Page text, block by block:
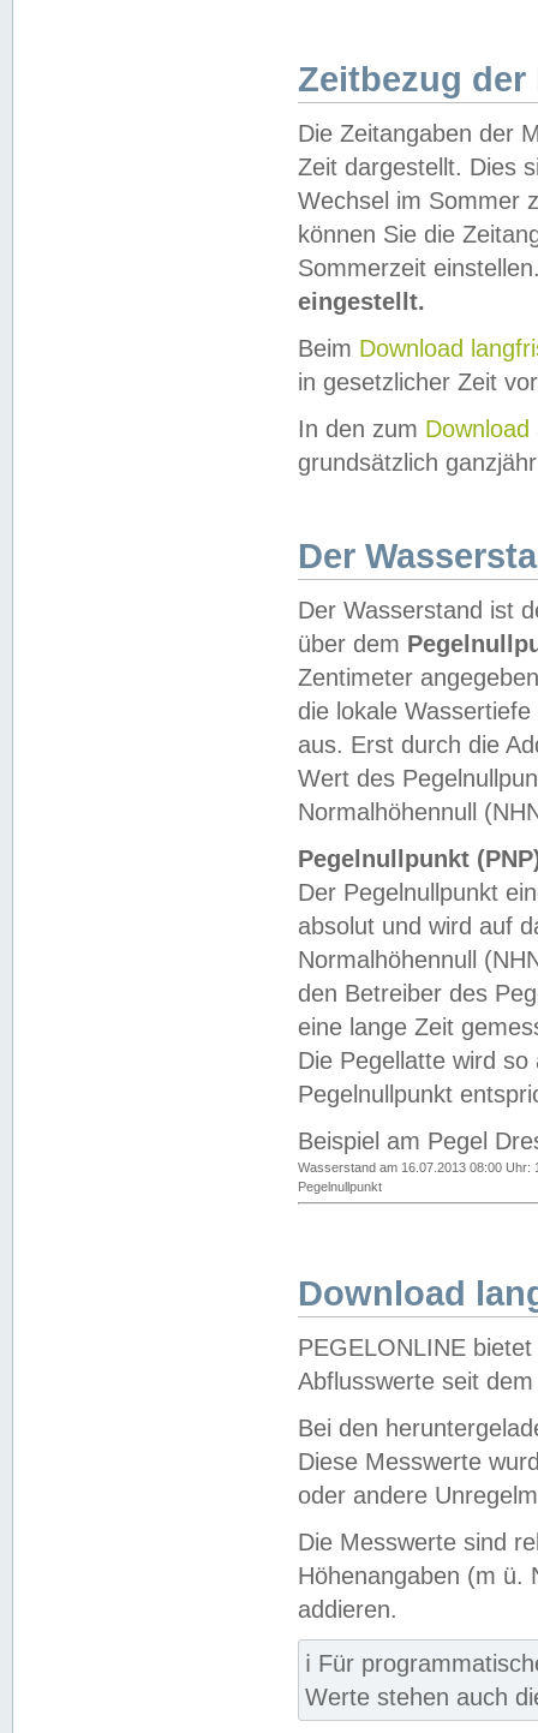
Zeitbezug der
Die Zeitangaben der
Zeit dargestellt. Dies
Wechsel im Sommer
können Sie die
Sommerzeit
eingestellt.
Beim Download
in gesetzlicher Zeit
In den zum Download
grundsätzlich
Der
Der Wasserstand ist
über dem
Zentimeter
die lokale
aus. Erst durch die
Wert des
Normalhöhennull
Pegelnullpunkt
Der Pegelnullpunkt
absolut und wird auf
Normalhöhennull
den Betreiber des
eine lange Zeit
Die Pegellatte wird
Pegelnullpunkt
Beispiel am Pegel
Wasserstand am 16.07.2013 08:00 Uhr:
Pegelnullpunkt
Download
PEGELONLINE
Abflusswerte seit
Bei den
Diese Messwerte
oder andere
Die Messwerte sind
Höhenangaben (m ü.
addieren.
ℹ️ Für
Werte stehen auch